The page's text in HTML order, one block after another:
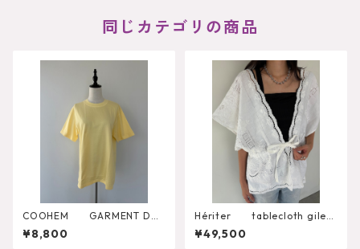
同じカテゴリの商品
COOHEM GARMENT DYE
D SOLID T-SHIRT（Short Sle
eve Crew）
¥8,800
Hériter tablecloth gilet
H0-00-3102
¥49,500